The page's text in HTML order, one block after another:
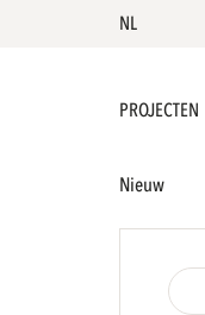
NL
PROJECTEN
Nieuw